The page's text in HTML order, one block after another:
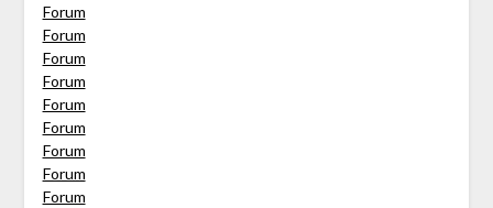
Forum
Forum
Forum
Forum
Forum
Forum
Forum
Forum
Forum